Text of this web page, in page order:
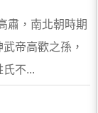
肅，南北朝時期
帝高歡之孫，
不...